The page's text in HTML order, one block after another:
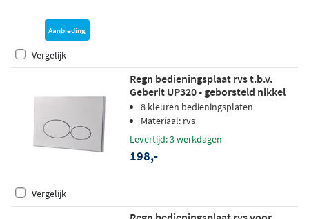
Aanbieding
Vergelijk
Regn bedieningsplaat rvs t.b.v.
Geberit UP320 - geborsteld nikkel
8 kleuren bedieningsplaten
Materiaal: rvs
Levertijd: 3 werkdagen
198,-
Vergelijk